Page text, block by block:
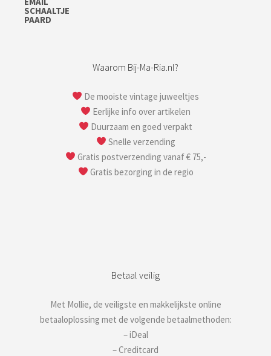
Waarom Bij-Ma-Ria.nl?
De mooiste vintage juweeltjes
Eerlijke info over artikelen
Duurzaam en goed verpakt
Snelle verzending
Gratis postverzending vanaf € 75,-
Gratis bezorging in de regio
Betaal veilig
Met Mollie, de veiligste en makkelijkste online
betaaloplossing met de volgende betaalmethoden:
– iDeal
– Creditcard